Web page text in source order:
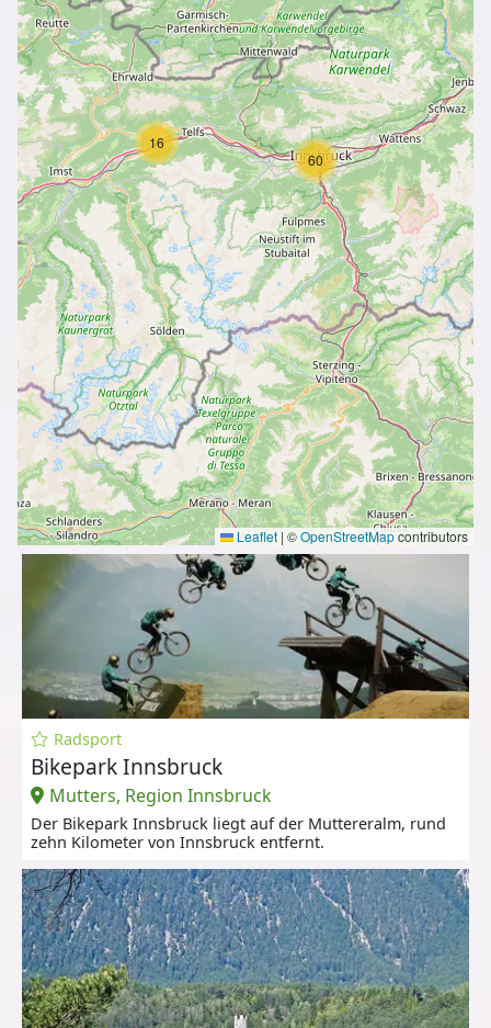
16
60
Leaflet | ©OpenStreetMapcontributors
Radsport
Bikepark Innsbruck
Mutters, Region Innsbruck
Der Bikepark Innsbruck liegt auf der Muttereralm, rund
zehn Kilometer von Innsbruck entfernt.